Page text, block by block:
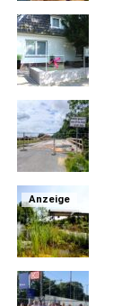
Anzeige